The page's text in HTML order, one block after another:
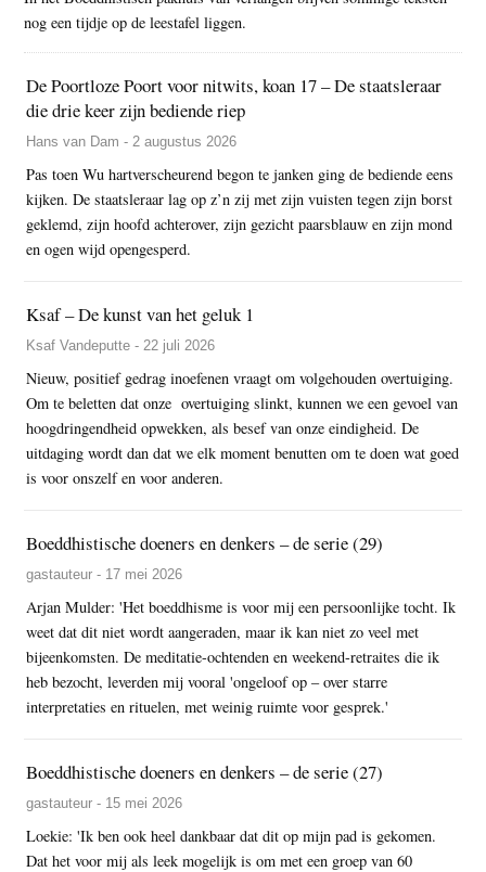
nog een tijdje op de leestafel liggen.
De Poortloze Poort voor nitwits, koan 17 – De staatsleraar
die drie keer zijn bediende riep
Hans van Dam - 2 augustus 2026
Pas toen Wu hartverscheurend begon te janken ging de bediende eens
kijken. De staatsleraar lag op z’n zij met zijn vuisten tegen zijn borst
geklemd, zijn hoofd achterover, zijn gezicht paarsblauw en zijn mond
en ogen wijd opengesperd.
Ksaf – De kunst van het geluk 1
Ksaf Vandeputte - 22 juli 2026
Nieuw, positief gedrag inoefenen vraagt om volgehouden overtuiging.
Om te beletten dat onze overtuiging slinkt, kunnen we een gevoel van
hoogdringendheid opwekken, als besef van onze eindigheid. De
uitdaging wordt dan dat we elk moment benutten om te doen wat goed
is voor onszelf en voor anderen.
Boeddhistische doeners en denkers – de serie (29)
gastauteur - 17 mei 2026
Arjan Mulder: 'Het boeddhisme is voor mij een persoonlijke tocht. Ik
weet dat dit niet wordt aangeraden, maar ik kan niet zo veel met
bijeenkomsten. De meditatie-ochtenden en weekend-retraites die ik
heb bezocht, leverden mij vooral 'ongeloof op – over starre
interpretaties en rituelen, met weinig ruimte voor gesprek.'
Boeddhistische doeners en denkers – de serie (27)
gastauteur - 15 mei 2026
Loekie: 'Ik ben ook heel dankbaar dat dit op mijn pad is gekomen.
Dat het voor mij als leek mogelijk is om met een groep van 60